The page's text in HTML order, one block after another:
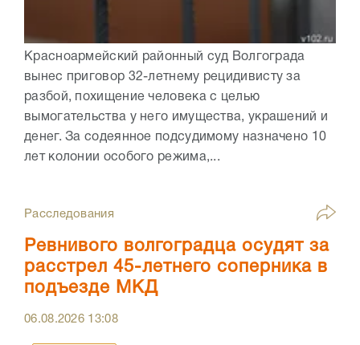
Красноармейский районный суд Волгограда
вынес приговор 32-летнему рецидивисту за
разбой, похищение человека с целью
вымогательства у него имущества, украшений и
денег. За содеянное подсудимому назначено 10
лет колонии особого режима,...
Расследования
Ревнивого волгоградца осудят за
расстрел 45-летнего соперника в
подъезде МКД
06.08.2026 13:08